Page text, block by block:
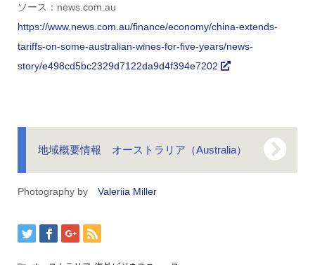
ソース：news.com.au
https://www.news.com.au/finance/economy/china-extends-
tariffs-on-some-australian-wines-for-five-years/news-
story/e498cd5bc2329d7122da9d4f394e7202
地域概要情報 オーストラリア（Australia）
Photography by Valeriia Miller